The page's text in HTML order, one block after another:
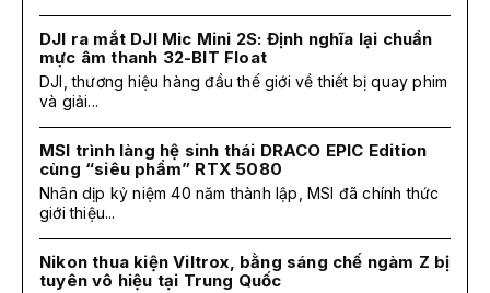
DJI ra mắt DJI Mic Mini 2S: Định nghĩa lại chuẩn
mực âm thanh 32-BIT Float
DJI, thương hiệu hàng đầu thế giới về thiết bị quay phim
và giải...
MSI trình làng hệ sinh thái DRACO EPIC Edition
cùng “siêu phẩm” RTX 5080
Nhân dịp kỷ niệm 40 năm thành lập, MSI đã chính thức
giới thiệu...
Nikon thua kiện Viltrox, bằng sáng chế ngàm Z bị
tuyên vô hiệu tại Trung Quốc